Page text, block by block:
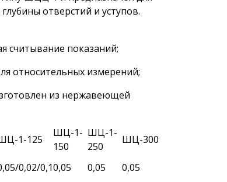
отверстий и уступов.
считывание показаний;
относительных измерений;
из нержавеющей
1-125
ШЦ-1-
150
ШЦ-1-
250
ШЦ-300
0,02/0,10,05 0,05
0,05